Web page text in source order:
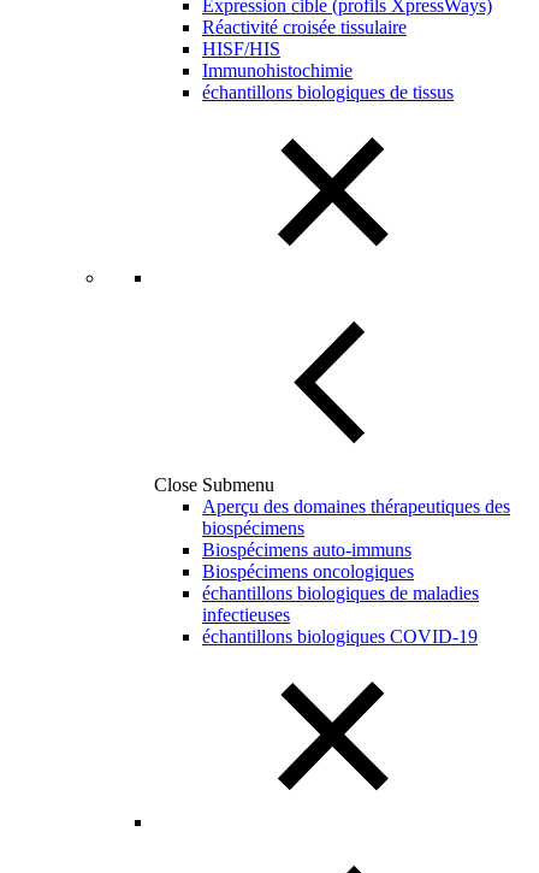
Expression cible (profils XpressWays)
Réactivité croisée tissulaire
HISF/HIS
Immunohistochimie
échantillons biologiques de tissus
Close Submenu
Aperçu des domaines thérapeutiques des
biospécimens
Biospécimens auto-immuns
Biospécimens oncologiques
échantillons biologiques de maladies
infectieuses
échantillons biologiques COVID-19